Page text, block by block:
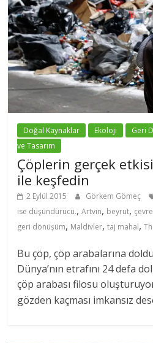
Doğal Kaynaklar Ekoloji Geri
ve Tasarım
Çöplerin gerçek
ile keşfedin
2 Eylül 2015 Görkem Gömeç
ise düşündürücü.,Artvin, beyrut, çevre
geri dönüşüm, Maldivler,taj mahal,
Bu çöp, çöp arabalarına
Dünya’nın etrafını 24 defa
çöp arabası filosu
gözden kaçması imkansız